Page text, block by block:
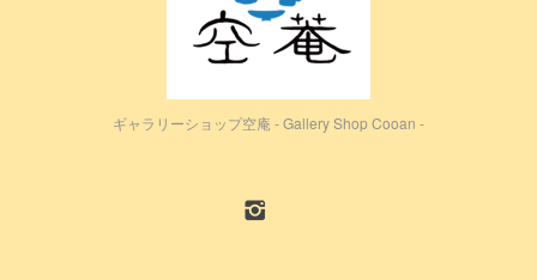
ギャラリーショップ空庵 - Gallery Shop Cooan -